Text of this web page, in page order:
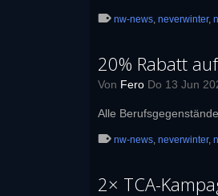
nw-news, neverwinter,
20% Rabatt
Von Fero Do 13 Jun
Alle
nw-news, neverwinter,
2× TCA-